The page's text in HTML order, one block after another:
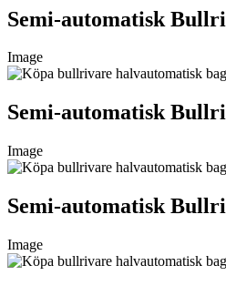
Semi-automatisk
Image
Semi-automatisk
Image
Semi-automatisk
Image